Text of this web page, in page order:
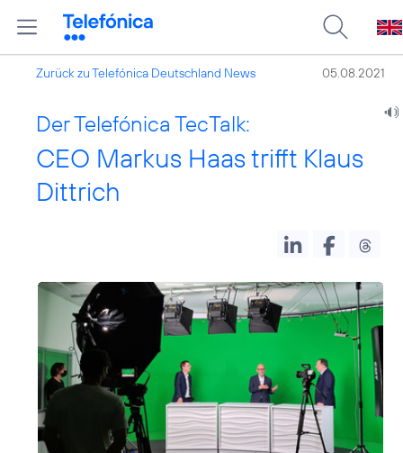
Zurück zu Telefónica Deutschland News 05.08.2021
Der Telefónica TecTalk:
CEO Markus Haas trifft Klaus
Dittrich